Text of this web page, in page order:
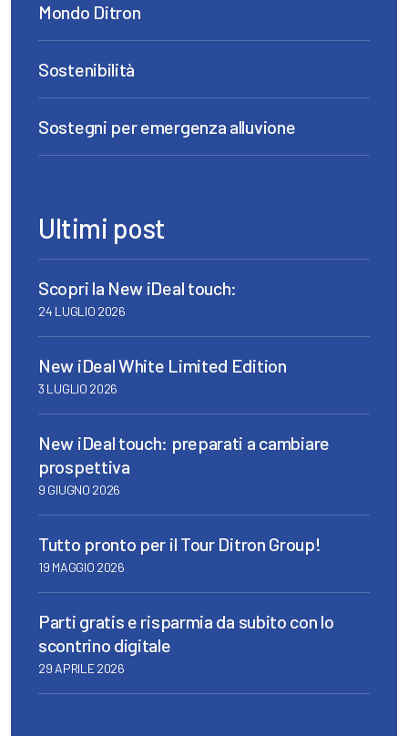
Mondo Ditron
Sostenibilità
Sostegni per emergenza alluvione
Ultimi post
Scopri la New iDeal touch:
24 LUGLIO 2026
New iDeal White Limited Edition
3 LUGLIO 2026
New iDeal touch: preparati a cambiare
prospettiva
9 GIUGNO 2026
Tutto pronto per il Tour Ditron Group!
19 MAGGIO 2026
Parti gratis e risparmia da subito con lo
scontrino digitale
29 APRILE 2026